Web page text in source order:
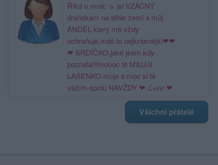
Říká o mně: ☼ jsi VZÁCNÝ
drahokam na téhle zemi a můj
ANDĚL,který mě vždy
ochraňuje,máš to nejkrásnější❤❤
❤ SRDÍČKO,jaké jsem kdy
poznala!!!moooc tě MILUJI
LASENKO moje a moc si tě
vážím-spolu NAVŽDY ❤ ℒℴvℯ ❤
Všichni přátelé